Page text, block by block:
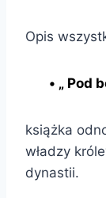
Opis
• „ Pod
książka
władzy
dynastii.